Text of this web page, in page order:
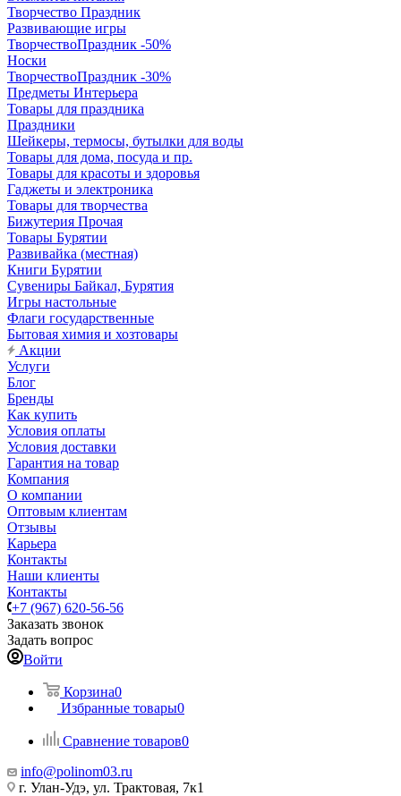
Творчество Праздник
Развивающие игры
ТворчествоПраздник -50%
Носки
ТворчествоПраздник -30%
Предметы Интерьера
Товары для праздника
Праздники
Шейкеры, термосы, бутылки для воды
Товары для дома, посуда и пр.
Товары для красоты и здоровья
Гаджеты и электроника
Товары для творчества
Бижутерия Прочая
Товары Бурятии
Развивайка (местная)
Книги Бурятии
Сувениры Байкал, Бурятия
Игры настольные
Флаги государственные
Бытовая химия и хозтовары
Акции
Услуги
Блог
Бренды
Как купить
Условия оплаты
Условия доставки
Гарантия на товар
Компания
О компании
Оптовым клиентам
Отзывы
Карьера
Контакты
Наши клиенты
Контакты
+7 (967) 620-56-56
Заказать звонок
Задать вопрос
Войти
Корзина0
Избранные товары0
Сравнение товаров0
info@polinom03.ru
г. Улан-Удэ, ул. Трактовая, 7к1